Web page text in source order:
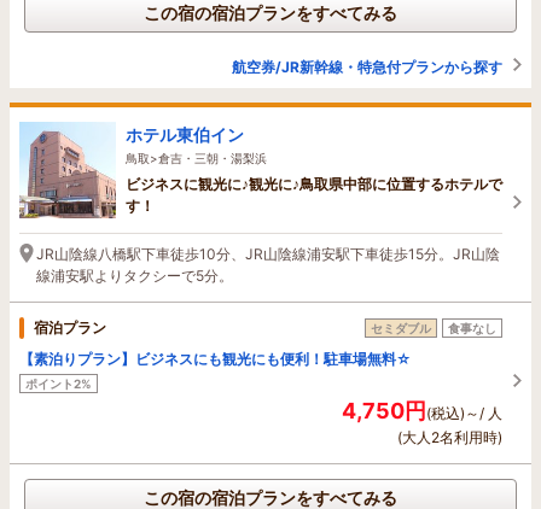
この宿の宿泊プランをすべてみる
航空券/JR新幹線・特急付プランから探す
ホテル東伯イン
鳥取>倉吉・三朝・湯梨浜
ビジネスに観光に♪観光に♪鳥取県中部に位置するホテルで
す！
JR山陰線八橋駅下車徒歩10分、JR山陰線浦安駅下車徒歩15分。JR山陰
線浦安駅よりタクシーで5分。
宿泊プラン セミダブル 食事なし
【素泊りプラン】ビジネスにも観光にも便利！駐車場無料☆
ポイント2%
4,750円(税込)～/ 人
(大人2名利用時)
この宿の宿泊プランをすべてみる